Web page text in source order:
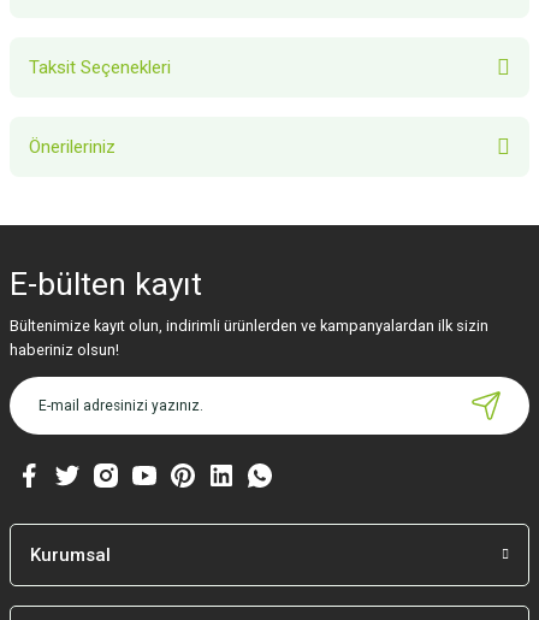
Taksit Seçenekleri
Önerileriniz
Görüş ve önerileriniz için teşekkür ederiz.
Ürün resmi kalitesiz, bozuk veya görüntülenemiyor.
Ürün açıklamasında eksik bilgiler bulunuyor.
Ürün bilgilerinde hatalar bulunuyor.
Bu ürüne benzer farklı alternatifler olmalı.
E-bülten kayıt
Bültenimize kayıt olun, indirimli ürünlerden ve kampanyalardan ilk sizin
haberiniz olsun!
Kurumsal